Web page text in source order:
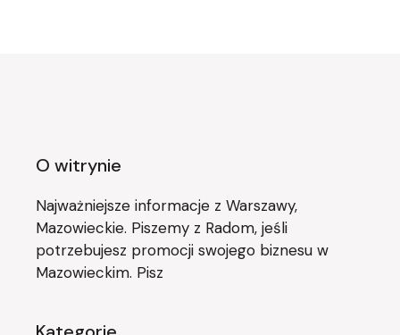
O witrynie
Najważniejsze informacje z Warszawy,
Mazowieckie. Piszemy z Radom, jeśli
potrzebujesz promocji swojego biznesu w
Mazowieckim. Pisz